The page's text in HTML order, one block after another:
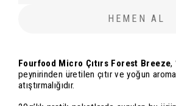
HEMEN AL
Fourfood Micro Çıtırs Forest Breeze,
peynirinden üretilen çıtır ve yoğun
atıştırmalığıdır.